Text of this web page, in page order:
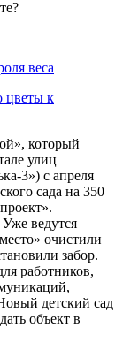
веса
цветы к
который
улиц
3») с апреля
сада на 350
ведутся
очистили
забор.
работников,
детский сад
объект в